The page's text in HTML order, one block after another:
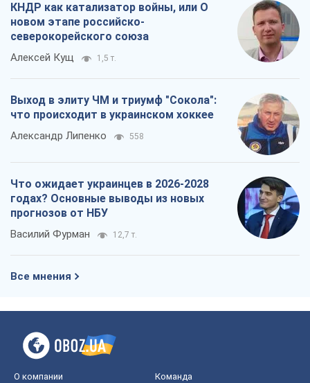
КНДР как катализатор войны, или О
новом этапе российско-
северокорейского союза
Алексей Кущ 1,5 т.
Выход в элиту ЧМ и триумф "Сокола":
что происходит в украинском хоккее
Александр Липенко 558
Что ожидает украинцев в 2026-2028
годах? Основные выводы из новых
прогнозов от НБУ
Василий Фурман 12,7 т.
Все мнения
О компании Команда